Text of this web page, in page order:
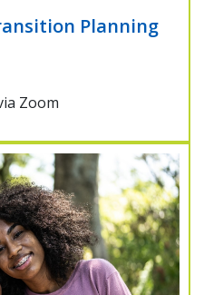
Planning
Zoom